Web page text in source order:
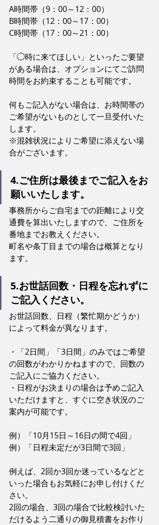
A時間帯（9：00～12：00）
B時間帯（12：00～17：00）
C時間帯（17：00～21：00）
「◯時に来てほしい」といったご要望
がある場合は、オプションにてご訪問
時間をお約束することも可能です。
何もご記入がない場合は、お時間帯の
ご希望がないものとして一旦受付いた
します。
※混雑状況によりご希望に添えない場
合がございます。
4.ご住所は最後までご記入をお
願いいたします。
事務所からご自宅までの距離により交
通費を算出いたしますので、ご住所を
番地までお教えください。
町名や条丁目までの場合は概算となり
ます。
5.お世話回数・日程を忘れずに
ご記入ください。
お世話回数、日程（繁忙期かどうか）
によって料金が異なります。
・「2日間」「3日間」のみではご希望
の回数がわかりかねますので、回数の
ご記入にご協力ください。
・日程がお決まりの場合は予めご記入
いただけますと、すぐに空き状況のご
案内が可能です。
例）「10月15日～16日の間で4回」
例）「日程未定だが3日間で3回」
例えば、2回か3回か迷っているなどと
いった場合もお気軽にお申し付けくだ
さい。
2回の場合、3回の場合で比較検討いた
だけるよう二通りの御見積書をお作り